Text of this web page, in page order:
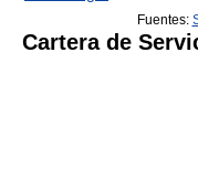
Fuentes:
Cartera de